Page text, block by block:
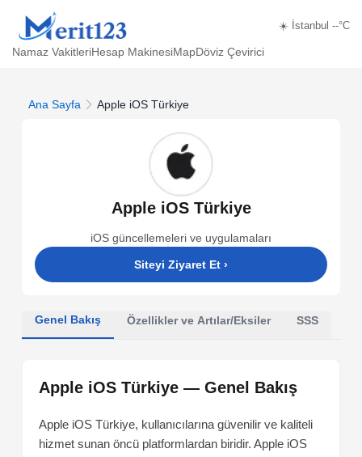
☀️ İstanbul --°C
Namaz VakitleriHesap MakinesiMapDöviz Çevirici
Ana Sayfa Apple iOS Türkiye
Apple iOS Türkiye
iOS güncellemeleri ve uygulamaları
Siteyi Ziyaret Et ›
Genel Bakış Özellikler ve Artılar/Eksiler SSS
Apple iOS Türkiye — Genel Bakış
Apple iOS Türkiye, kullanıcılarına güvenilir ve kaliteli
hizmet sunan öncü platformlardan biridir. Apple iOS